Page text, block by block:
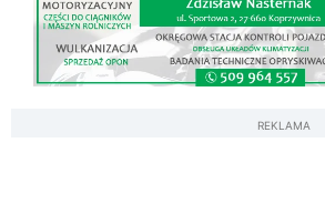
REKLAMA